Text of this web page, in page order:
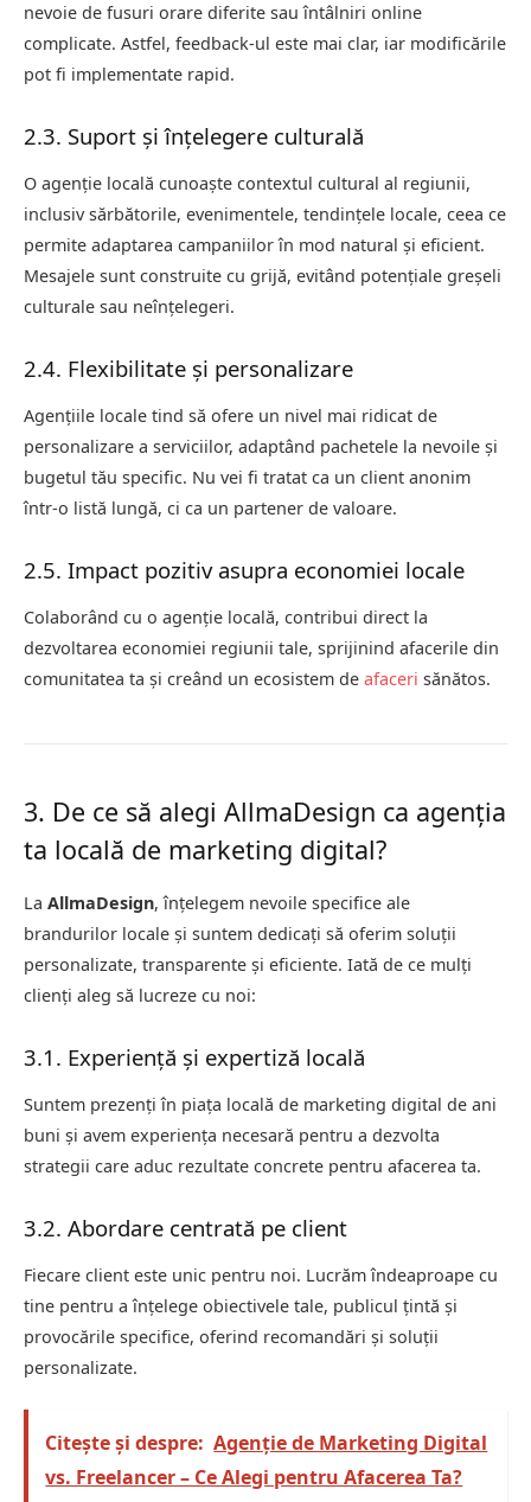
nevoie de fusuri orare diferite sau întâlniri online
complicate. Astfel, feedback-ul este mai clar, iar modificările
pot fi implementate rapid.
2.3. Suport și înțelegere culturală
O agenție locală cunoaște contextul cultural al regiunii,
inclusiv sărbătorile, evenimentele, tendințele locale, ceea ce
permite adaptarea campaniilor în mod natural și eficient.
Mesajele sunt construite cu grijă, evitând potențiale greșeli
culturale sau neînțelegeri.
2.4. Flexibilitate și personalizare
Agențiile locale tind să ofere un nivel mai ridicat de
personalizare a serviciilor, adaptând pachetele la nevoile și
bugetul tău specific. Nu vei fi tratat ca un client anonim
într-o listă lungă, ci ca un partener de valoare.
2.5. Impact pozitiv asupra economiei locale
Colaborând cu o agenție locală, contribui direct la
dezvoltarea economiei regiunii tale, sprijinind afacerile din
comunitatea ta și creând un ecosistem de afaceri sănătos.
3. De ce să alegi AllmaDesign ca agenția
ta locală de marketing digital?
La AllmaDesign, înțelegem nevoile specifice ale
brandurilor locale și suntem dedicați să oferim soluții
personalizate, transparente și eficiente. Iată de ce mulți
clienți aleg să lucreze cu noi:
3.1. Experiență și expertiză locală
Suntem prezenți în piața locală de marketing digital de ani
buni și avem experiența necesară pentru a dezvolta
strategii care aduc rezultate concrete pentru afacerea ta.
3.2. Abordare centrată pe client
Fiecare client este unic pentru noi. Lucrăm îndeaproape cu
tine pentru a înțelege obiectivele tale, publicul țintă și
provocările specifice, oferind recomandări și soluții
personalizate.
Citește și despre: Agenție de Marketing Digital
vs. Freelancer – Ce Alegi pentru Afacerea Ta?